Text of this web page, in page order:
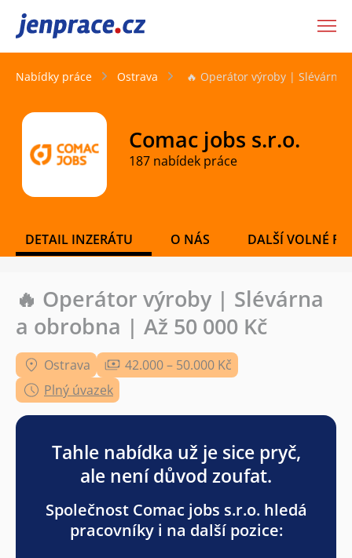
JenPráce.cz
Nabídky práce Ostrava 🔥 Operátor výroby | Slévárna
Comac jobs s.r.o.
187 nabídek práce
DETAIL INZERÁTU O NÁS DALŠÍ VOLNÉ
🔥 Operátor výroby | Slévárna
a obrobna | Až 50 000 Kč
Ostrava
42.000 – 50.000 Kč
Plný úvazek
Tahle nabídka už je sice pryč,
ale není důvod zoufat.
Společnost Comac jobs s.r.o. hledá
pracovníky i na další pozice: